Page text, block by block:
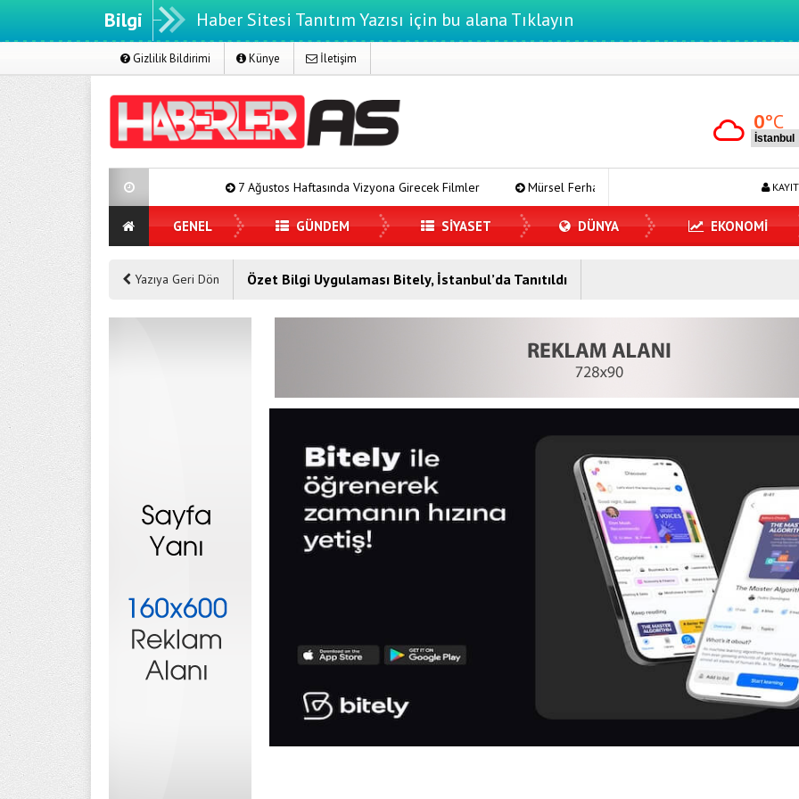
Bilgi Haber Sitesi Tanıtım Yazısı için bu alana Tıklayın
Gizlilik Bildirimi Künye İletişim
0°C
7 Ağustos Haftasında Vizyona Girecek Filmler Mürsel Ferhat Sağlam Tek Rumeli Tv’de Marka Atölyesi
GENEL GÜNDEM SİYASET DÜNYA EKONOMİ
Yazıya Geri Dön Özet Bilgi Uygulaması Bitely, İstanbul’da Tanıtıldı